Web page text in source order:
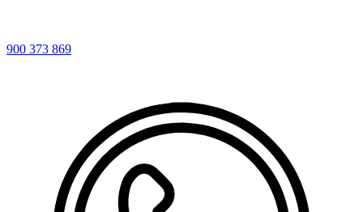
900 373 869